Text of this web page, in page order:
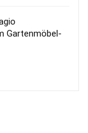
Gartenmöbel-